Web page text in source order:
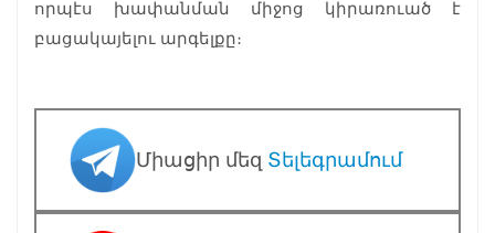
որպէս խափանման միջոց կիրառուած է
բացակայելու արգելքը։
Միացիր մեզ Տելեգրամում